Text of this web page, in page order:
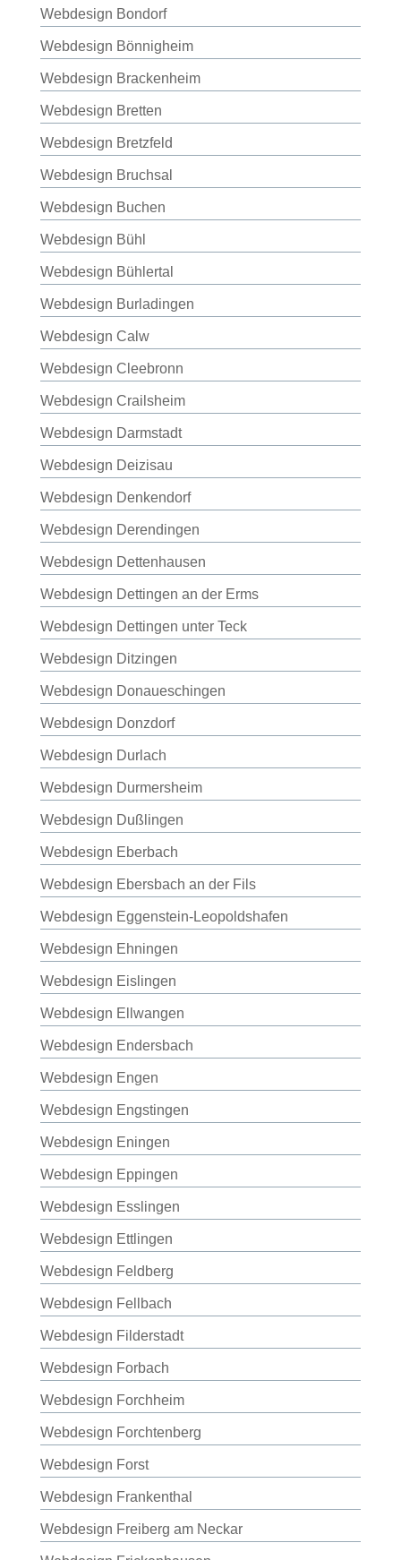
Webdesign Bondorf
Webdesign Bönnigheim
Webdesign Brackenheim
Webdesign Bretten
Webdesign Bretzfeld
Webdesign Bruchsal
Webdesign Buchen
Webdesign Bühl
Webdesign Bühlertal
Webdesign Burladingen
Webdesign Calw
Webdesign Cleebronn
Webdesign Crailsheim
Webdesign Darmstadt
Webdesign Deizisau
Webdesign Denkendorf
Webdesign Derendingen
Webdesign Dettenhausen
Webdesign Dettingen an der Erms
Webdesign Dettingen unter Teck
Webdesign Ditzingen
Webdesign Donaueschingen
Webdesign Donzdorf
Webdesign Durlach
Webdesign Durmersheim
Webdesign Dußlingen
Webdesign Eberbach
Webdesign Ebersbach an der Fils
Webdesign Eggenstein-Leopoldshafen
Webdesign Ehningen
Webdesign Eislingen
Webdesign Ellwangen
Webdesign Endersbach
Webdesign Engen
Webdesign Engstingen
Webdesign Eningen
Webdesign Eppingen
Webdesign Esslingen
Webdesign Ettlingen
Webdesign Feldberg
Webdesign Fellbach
Webdesign Filderstadt
Webdesign Forbach
Webdesign Forchheim
Webdesign Forchtenberg
Webdesign Forst
Webdesign Frankenthal
Webdesign Freiberg am Neckar